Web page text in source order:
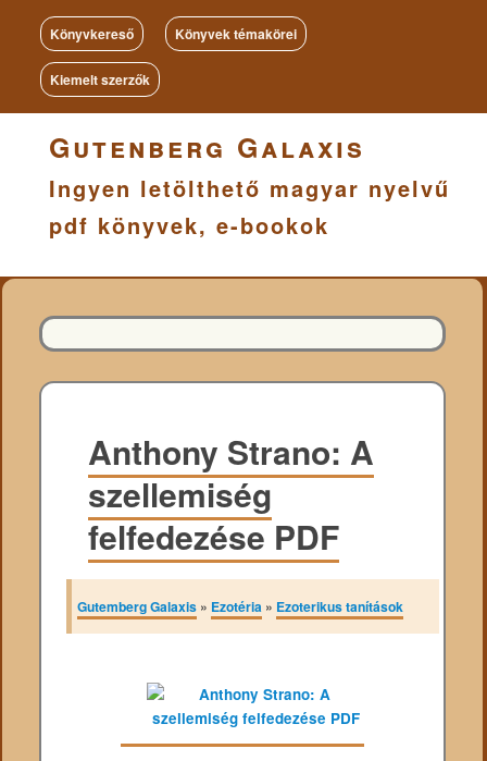
Könyvkereső Könyvek témakörei
Kiemelt szerzők
Gutenberg Galaxis
Ingyen letölthető magyar nyelvű
pdf könyvek, e-bookok
Anthony Strano: A
szellemiség
felfedezése PDF
Gutemberg Galaxis » Ezotéria » Ezoterikus tanítások